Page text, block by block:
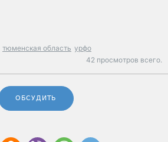
тюменская область урфо
42 просмотров всего.
ОБСУДИТЬ